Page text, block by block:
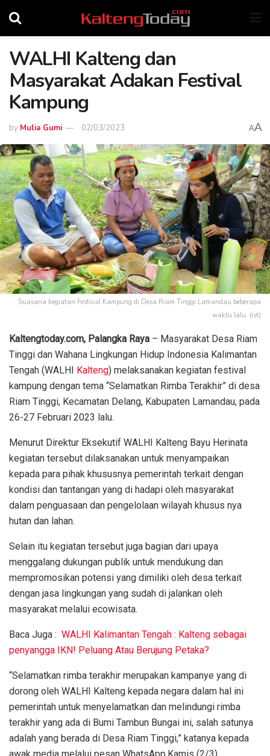
WALHI Kalteng dan
Masyarakat Adakan Festival
Kampung
by Mulia Gumi 02/03/2023 AA
Suasana kegiatan Festival Kampung di Desa Riam Tinggi Lamandau beberapa
waktu lalu. (ist)
Kaltengtoday.com, Palangka Raya – Masyarakat Desa Riam
Tinggi dan Wahana Lingkungan Hidup Indonesia Kalimantan
Tengah (WALHI Kalteng) melaksanakan kegiatan festival
kampung dengan tema “Selamatkan Rimba Terakhir” di desa
Riam Tinggi, Kecamatan Delang, Kabupaten Lamandau, pada
26-27 Februari 2023 lalu.
Menurut Direktur Eksekutif WALHI Kalteng Bayu Herinata
kegiatan tersebut dilaksanakan untuk menyampaikan
kepada para pihak khususnya pemerintah terkait dengan
kondisi dan tantangan yang di hadapi oleh masyarakat
dalam penguasaan dan pengelolaan wilayah khusus nya
hutan dan lahan.
Selain itu kegiatan tersebut juga bagian dari upaya
menggalang dukungan publik untuk mendukung dan
mempromosikan potensi yang dimiliki oleh desa terkait
dengan jasa lingkungan yang sudah di jalankan oleh
masyarakat melalui ecowisata.
Baca Juga : WALHI Kalimantan Tengah : Kalteng sebagai
penyangga IKN! Peluang Atau Berujung Petaka?
“Selamatkan rimba terakhir merupakan kampanye yang di
dorong oleh WALHI Kalteng kepada negara dalam hal ini
pemerintah untuk menyelamatkan dan melindungi rimba
terakhir yang ada di Bumi Tambun Bungai ini, salah satunya
adalah yang berada di Desa Riam Tinggi,” katanya kepada